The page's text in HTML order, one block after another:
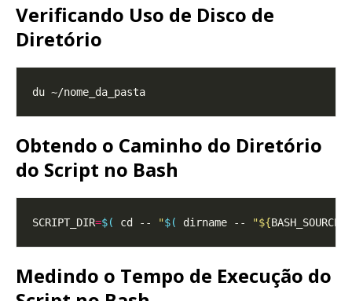
Verificando Uso de Disco de
Diretório
Obtendo o Caminho do Diretório
do Script no Bash
SCRIPT_DIR=$( cd -- "$( dirname -- "${
Medindo o Tempo de Execução do